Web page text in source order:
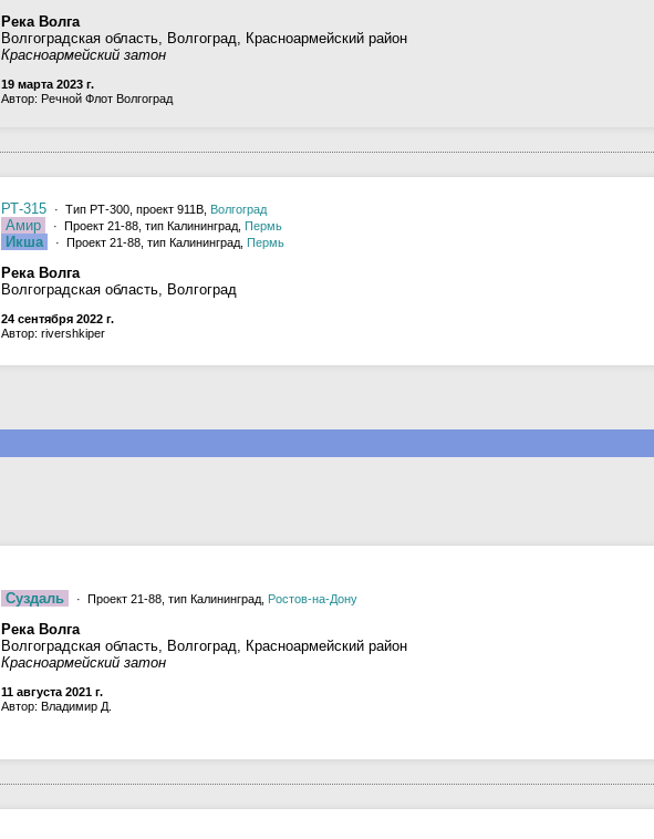
Река Волга
Волгоградская область, Волгоград, Красноармейский район
Красноармейский затон
19 марта 2023 г.
Автор: Речной Флот Волгоград
РТ-315 · Тип РТ-300, проект 911В, Волгоград
Амир · Проект 21-88, тип Калининград, Пермь
Икша · Проект 21-88, тип Калининград, Пермь
Река Волга
Волгоградская область, Волгоград
24 сентября 2022 г.
Автор: rivershkiper
Суздаль · Проект 21-88, тип Калининград, Ростов-на-Дону
Река Волга
Волгоградская область, Волгоград, Красноармейский район
Красноармейский затон
11 августа 2021 г.
Автор: Владимир Д.